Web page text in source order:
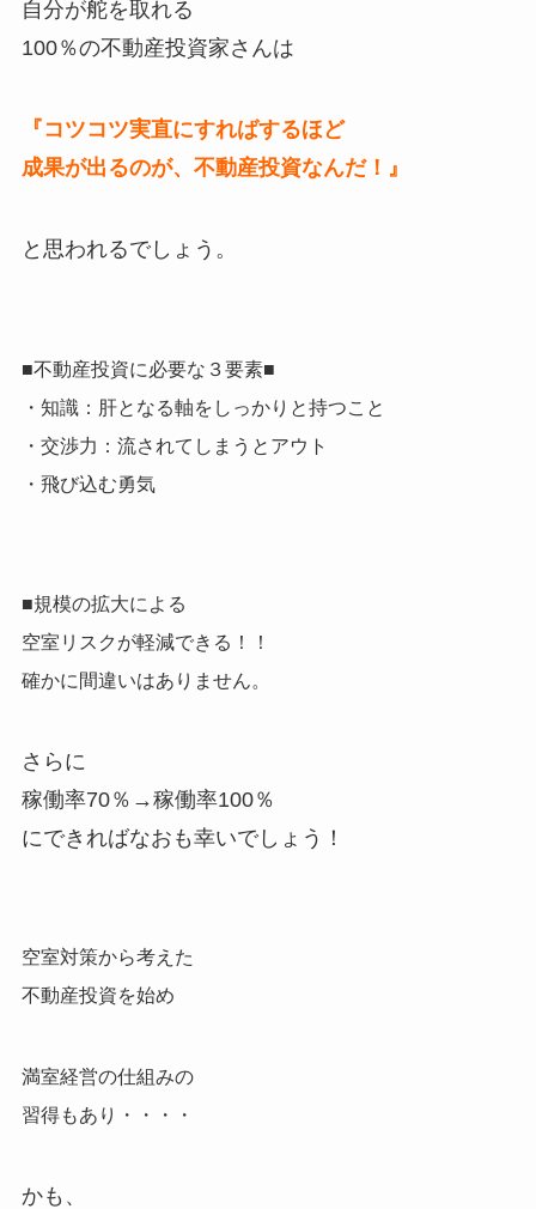
自分が舵を取れる
100％の不動産投資家さんは
『コツコツ実直にすればするほど
成果が出るのが、不動産投資なんだ！』
と思われるでしょう。
■不動産投資に必要な３要素■
・知識：肝となる軸をしっかりと持つこと
・交渉力：流されてしまうとアウト
・飛び込む勇気
■規模の拡大による
空室リスクが軽減できる！！
確かに間違いはありません。
さらに
稼働率70％→稼働率100％
にできればなおも幸いでしょう！
空室対策から考えた
不動産投資を始め
満室経営の仕組みの
習得もあり・・・・
かも、